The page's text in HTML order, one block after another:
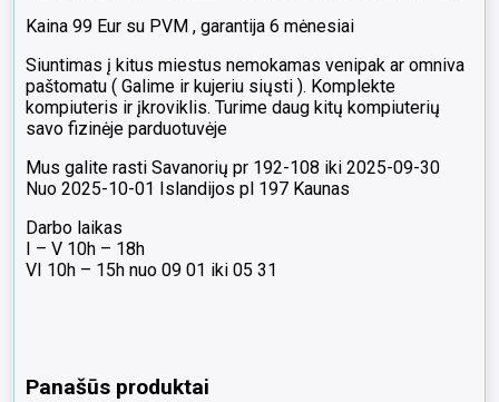
Kaina 99 Eur su PVM , garantija 6 mėnesiai
Siuntimas į kitus miestus nemokamas venipak ar omniva
paštomatu ( Galime ir kujeriu siųsti ). Komplekte
kompiuteris ir įkroviklis. Turime daug kitų kompiuterių
savo fizinėje parduotuvėje
Mus galite rasti Savanorių pr 192-108 iki 2025-09-30
Nuo 2025-10-01 Islandijos pl 197 Kaunas
Darbo laikas
I – V 10h – 18h
VI 10h – 15h nuo 09 01 iki 05 31
Panašūs produktai